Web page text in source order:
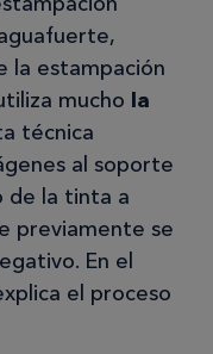
la estampación
mucho la
técnica
al soporte
de la tinta a
previamente se
En el
el proceso